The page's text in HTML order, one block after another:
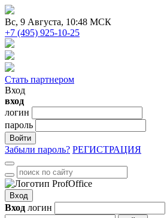
Вc, 9 Августа, 10:48 МСК
+7 (495) 925-10-25
Стать партнером
Вход
вход
логин
пароль
Войти
Забыли пароль? РЕГИСТРАЦИЯ
Вход
Вход логин